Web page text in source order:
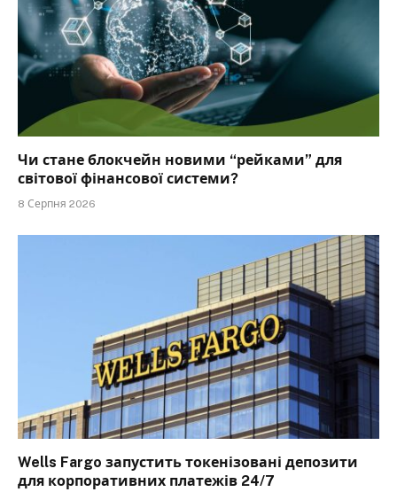
Чи стане блокчейн новими “рейками” для
світової фінансової системи?
8 Серпня 2026
Wells Fargo запустить токенізовані депозити
для корпоративних платежів 24/7